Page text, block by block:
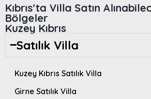
Kıbrıs'ta Villa Satın
Bölgeler
Kuzey Kıbrıs
Satılık Villa
Kuzey Kıbrıs Satılık Villa
Girne Satılık Villa